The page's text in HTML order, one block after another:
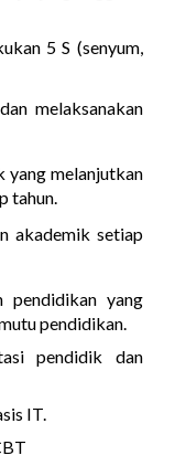
5 S (senyum,
melaksanakan
yang melanjutkan
tahun.
akademik setiap
pendidikan yang
pendidikan.
pendidik dan
IT.